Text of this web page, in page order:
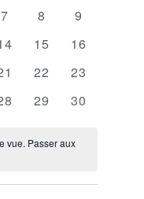
Évènements
0
7
0
8
0
9
0
15
0
16
0
22
0
23
0
29
0
30
vue. Passer aux